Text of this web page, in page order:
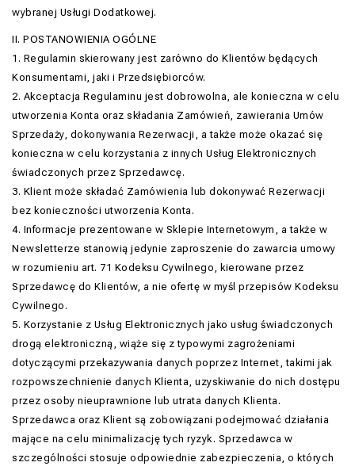
wybranej Usługi Dodatkowej.
II. POSTANOWIENIA OGÓLNE
1. Regulamin skierowany jest zarówno do Klientów będących
Konsumentami, jaki i Przedsiębiorców.
2. Akceptacja Regulaminu jest dobrowolna, ale konieczna w celu
utworzenia Konta oraz składania Zamówień, zawierania Umów
Sprzedaży, dokonywania Rezerwacji, a także może okazać się
konieczna w celu korzystania z innych Usług Elektronicznych
świadczonych przez Sprzedawcę.
3. Klient może składać Zamówienia lub dokonywać Rezerwacji
bez konieczności utworzenia Konta.
4. Informacje prezentowane w Sklepie Internetowym, a także w
Newsletterze stanowią jedynie zaproszenie do zawarcia umowy
w rozumieniu art. 71 Kodeksu Cywilnego, kierowane przez
Sprzedawcę do Klientów, a nie ofertę w myśl przepisów Kodeksu
Cywilnego.
5. Korzystanie z Usług Elektronicznych jako usług świadczonych
drogą elektroniczną, wiąże się z typowymi zagrożeniami
dotyczącymi przekazywania danych poprzez Internet, takimi jak
rozpowszechnienie danych Klienta, uzyskiwanie do nich dostępu
przez osoby nieuprawnione lub utrata danych Klienta.
Sprzedawca oraz Klient są zobowiązani podejmować działania
mające na celu minimalizację tych ryzyk. Sprzedawca w
szczególności stosuje odpowiednie zabezpieczenia, o których